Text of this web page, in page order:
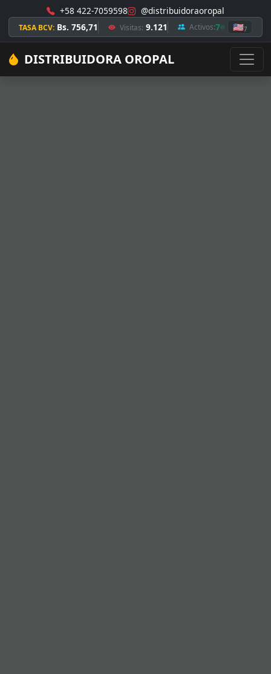
+58 422-7059598 @distribuidoraoropal
TASA BCV: Bs. 756,71 Visitas: 9.121 Activos:7 🇺🇸7
DISTRIBUIDORA OROPAL